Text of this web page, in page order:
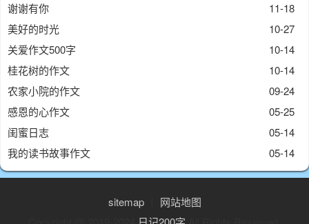
11-18
谢谢有你
10-27
美好的时光
10-14
关爱作文500字
10-14
桂花树的作文
09-24
农家小院的作文
05-25
感恩的心作文
05-14
闺蜜日志
05-14
我的读书故事作文
sitemap丨 网站地图